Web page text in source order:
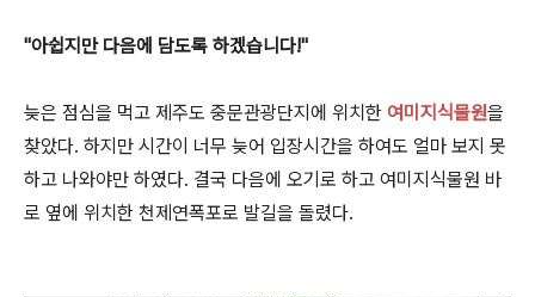
"아쉽지만 다음에 담도록 하겠습니다!"
늦은 점심을 먹고 제주도 중문관광단지에 위치한 여미지식물원을
찾았다. 하지만 시간이 너무 늦어 입장시간을 하여도 얼마 보지 못
하고 나와야만 하였다. 결국 다음에 오기로 하고 여미지식물원 바
로 옆에 위치한 천제연폭포로 발길을 돌렸다.